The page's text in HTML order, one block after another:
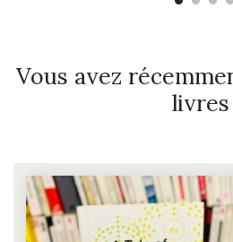
Vous avez
livres